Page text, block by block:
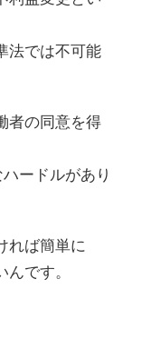
法では不可能
者の同意を得
ードルがあり
れば簡単に
です。